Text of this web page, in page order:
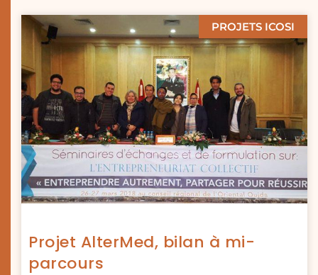
PROJETS ICOSI
Projet AlterMed, bilan à mi-
parcours